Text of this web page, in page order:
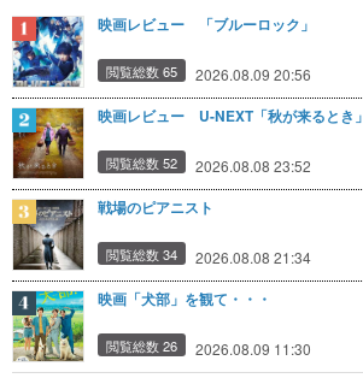
映画レビュー 「ブルーロック」
閲覧総数 65 2026.08.09 20:56
映画レビュー U-NEXT「秋が来るとき」
閲覧総数 52 2026.08.08 23:52
戦場のピアニスト
閲覧総数 34 2026.08.08 21:34
映画「犬部」を観て・・・
閲覧総数 26 2026.08.09 11:30